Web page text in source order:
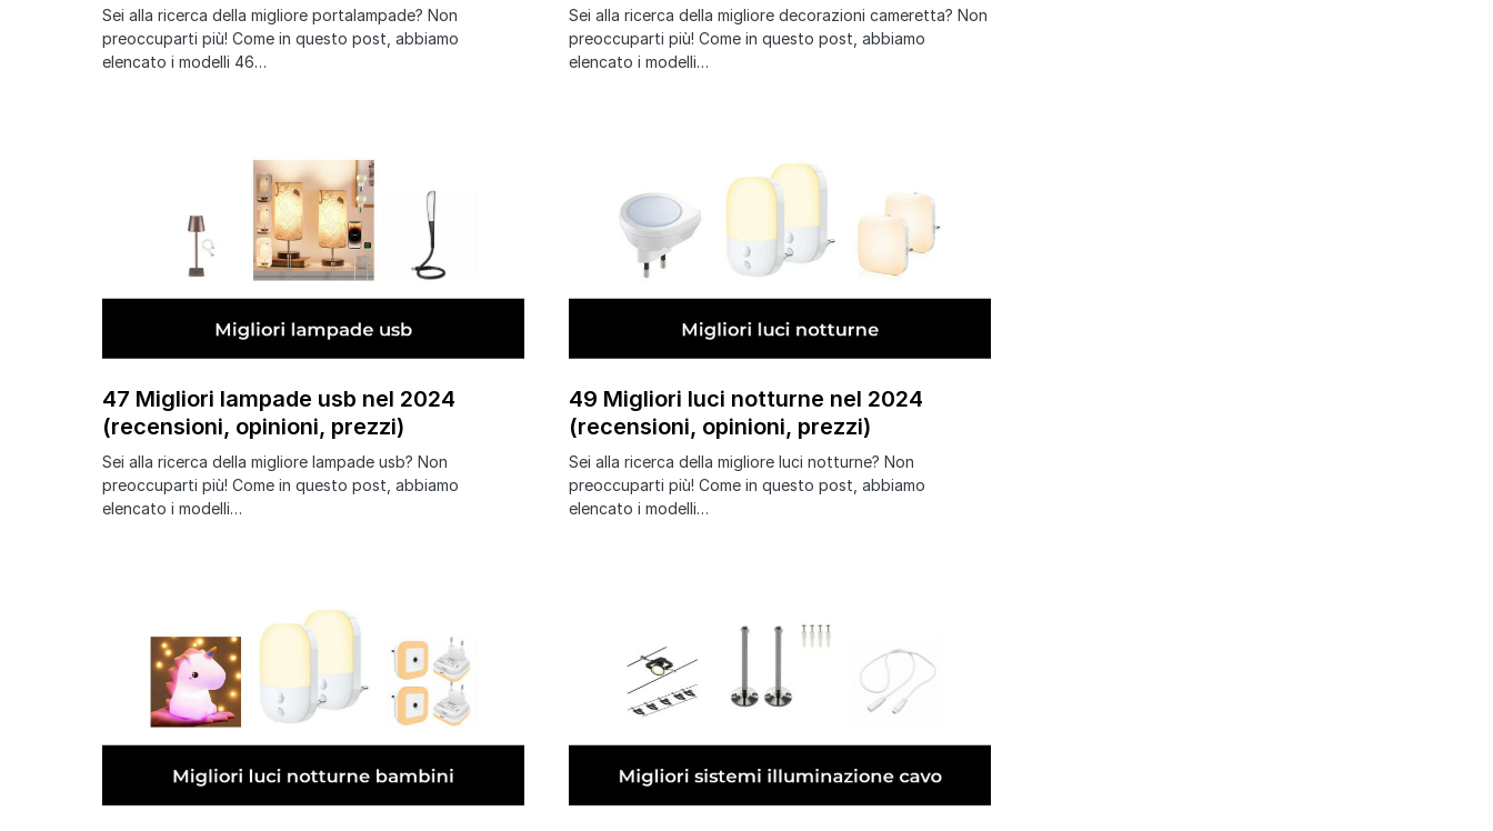
Sei alla ricerca della migliore portalampade? Non
preoccuparti più! Come in questo post, abbiamo
elencato i modelli 46…
Sei alla ricerca della migliore decorazioni cameretta? Non
preoccuparti più! Come in questo post, abbiamo
elencato i modelli…
47 Migliori lampade usb nel 2024
(recensioni, opinioni, prezzi)
Sei alla ricerca della migliore lampade usb? Non
preoccuparti più! Come in questo post, abbiamo
elencato i modelli…
49 Migliori luci notturne nel 2024
(recensioni, opinioni, prezzi)
Sei alla ricerca della migliore luci notturne? Non
preoccuparti più! Come in questo post, abbiamo
elencato i modelli…